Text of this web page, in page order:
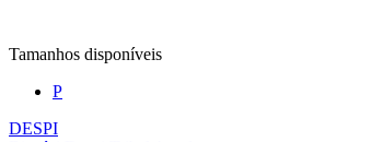
Tamanhos disponíveis
P
DESPI